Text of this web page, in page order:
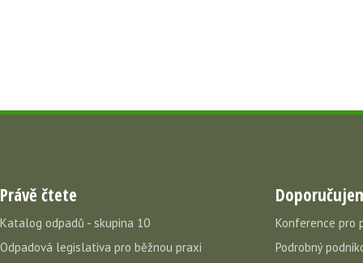
Právě čtete
Katalog odpadů - skupina 10
Odpadová legislativa pro běžnou praxi
Konference pro
Podrobný